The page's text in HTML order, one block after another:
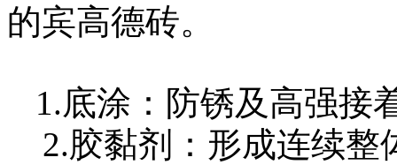
的宾高德砖。
1.底涂：防锈及高强接
2.胶黏剂：形成连续整